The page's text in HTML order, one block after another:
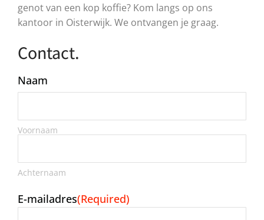
genot van een kop koffie? Kom langs op ons
kantoor in Oisterwijk. We ontvangen je graag.
Contact.
Naam
Voornaam
Achternaam
E-mailadres(Required)